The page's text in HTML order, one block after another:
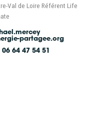
Val de Loire Référent Life
partagee.org
06 64 47 54 51